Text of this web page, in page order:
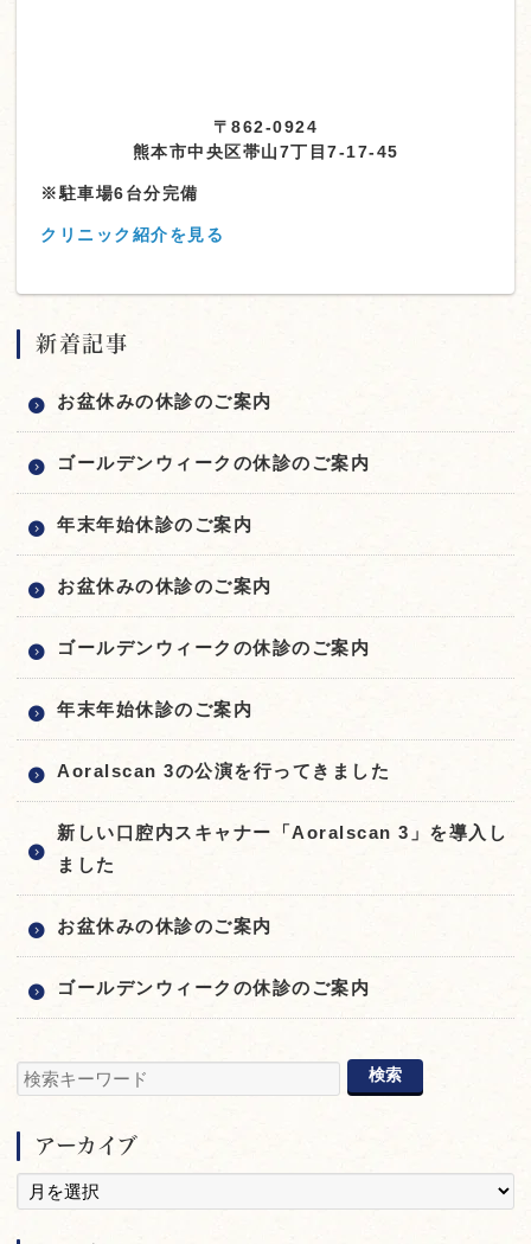
〒862-0924
熊本市中央区帯山7丁目7-17-45
※駐車場6台分完備
クリニック紹介を見る
新着記事
お盆休みの休診のご案内
ゴールデンウィークの休診のご案内
年末年始休診のご案内
お盆休みの休診のご案内
ゴールデンウィークの休診のご案内
年末年始休診のご案内
Aoralscan 3の公演を行ってきました
新しい口腔内スキャナー「Aoralscan 3」を導入し
ました
お盆休みの休診のご案内
ゴールデンウィークの休診のご案内
アーカイブ